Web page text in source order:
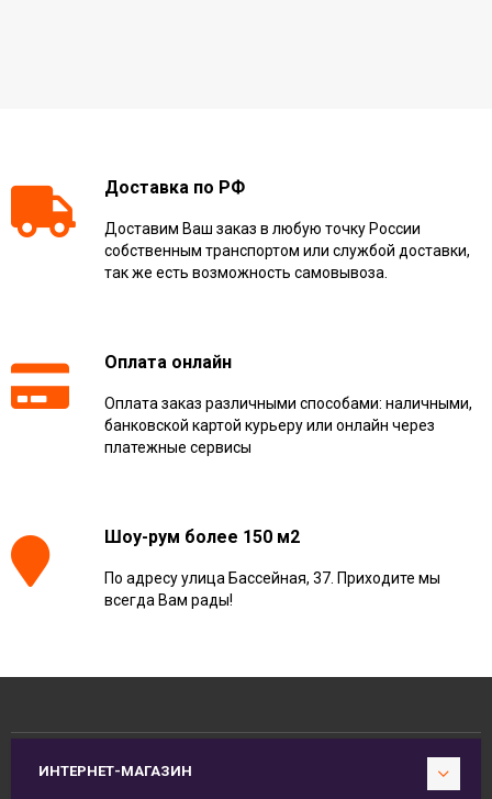
Доставка по РФ
Доставим Ваш заказ в любую точку России
собственным транспортом или службой доставки,
так же есть возможность самовывоза.
Оплата онлайн
Оплата заказ различными способами: наличными,
банковской картой курьеру или онлайн через
платежные сервисы
Шоу-рум более 150 м2
По адресу улица Бассейная, 37. Приходите мы
всегда Вам рады!
ИНТЕРНЕТ-МАГАЗИН